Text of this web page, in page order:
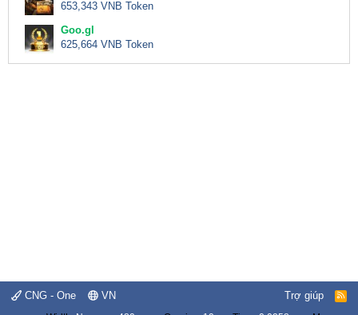
653,343 VNB Token
Goo.gl
625,664 VNB Token
CNG - One VN Trợ giúp
R